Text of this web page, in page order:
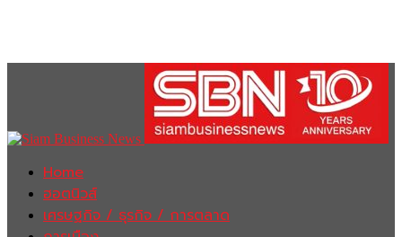
Home
ฮอตนิวส์
เศรษฐกิจ / ธุรกิจ / การตลาด